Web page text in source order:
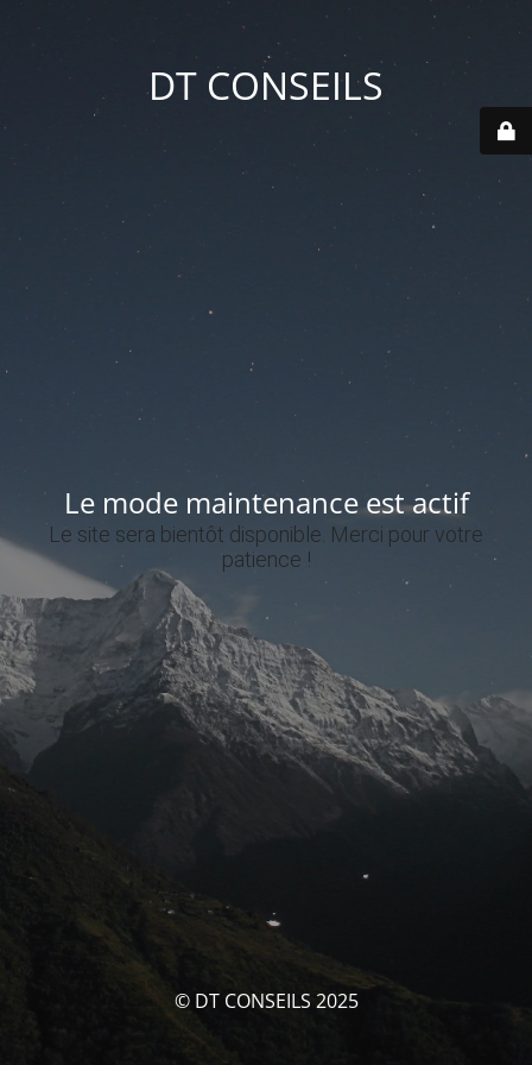
DT CONSEILS
Le mode maintenance est actif
Le site sera bientôt disponible. Merci pour votre
patience !
© DT CONSEILS 2025